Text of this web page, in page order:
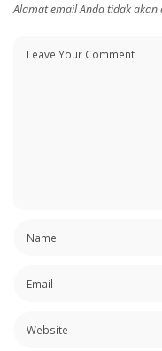
Alamat email Anda tidak akan